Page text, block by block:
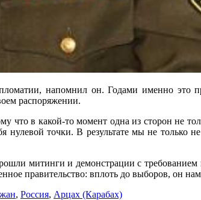
напомнил он. Годами именно это
распоряжении.
что в какой-то момент одна из сторон не
нулевой точки. В результате мы не только
митинги и демонстрации с
правительство: вплоть до выборов, он
, Россия, Арцах (Карабах)